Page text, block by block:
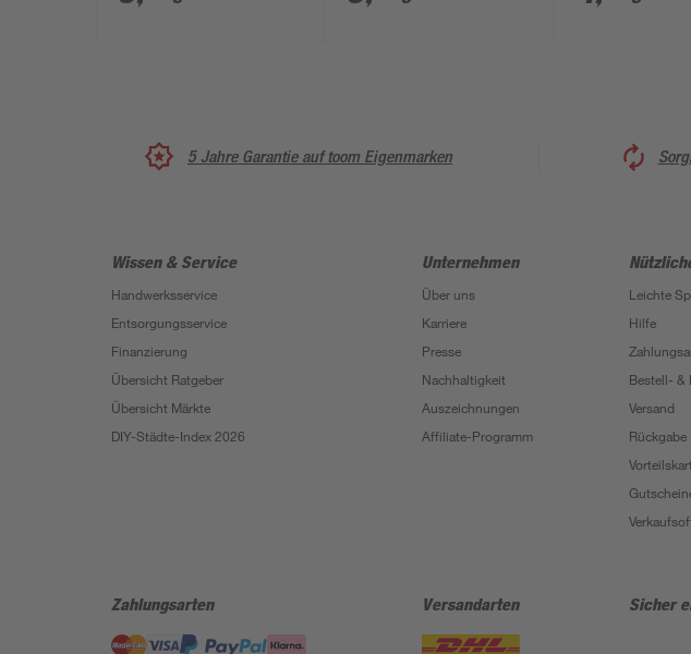
5 Jahre Garantie auf toom Eigenmarken
Wissen & Service
Handwerksservice
Entsorgungsservice
Finanzierung
Übersicht Ratgeber
Übersicht Märkte
DIY-Städte-Index 2026
Unternehmen
Über uns
Karriere
Presse
Nachhaltigkeit
Auszeichnungen
Affiliate-Programm
Leichte
Hilfe
Bestell- &
Versand
Rückgabe
Zahlungsarten Versandarten Sicher